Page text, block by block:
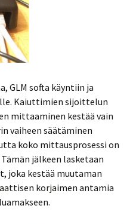
GLM softa käyntiin ja
Kaiuttimien sijoittelun
mittaaminen kestää vain
vaiheen säätäminen
koko mittausprosessi on
jälkeen lasketaan
joka kestää muutaman
korjaimen antamia